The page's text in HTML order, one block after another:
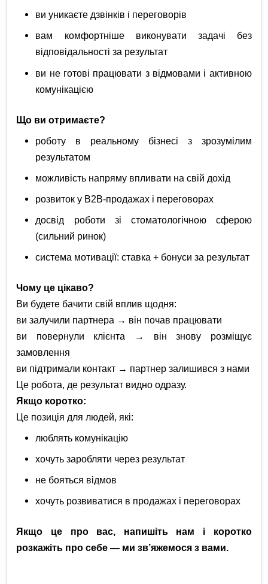
ви уникаєте дзвінків і переговорів
вам комфортніше виконувати задачі без
відповідальності за результат
ви не готові працювати з відмовами і активною
комунікацією
Що ви отримаєте?
роботу в реальному бізнесі з зрозумілим
результатом
можливість напряму впливати на свій дохід
розвиток у B2B-продажах і переговорах
досвід роботи зі стоматологічною сферою
(сильний ринок)
система мотивації: ставка + бонуси за результат
Чому це цікаво?
Ви будете бачити свій вплив щодня:
ви залучили партнера → він почав працювати
ви повернули клієнта → він знову розміщує
замовлення
ви підтримали контакт → партнер залишився з нами
Це робота, де результат видно одразу.
Якщо коротко:
Це позиція для людей, які:
люблять комунікацію
хочуть заробляти через результат
не бояться відмов
хочуть розвиватися в продажах і переговорах
Якщо це про вас, напишіть нам і коротко
розкажіть про себе — ми зв’яжемося з вами.